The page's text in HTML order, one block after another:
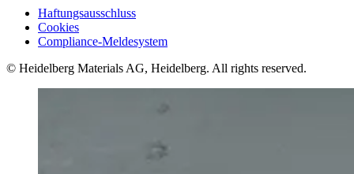
Haftungsausschluss
Cookies
Compliance-Meldesystem
© Heidelberg Materials AG, Heidelberg. All rights reserved.